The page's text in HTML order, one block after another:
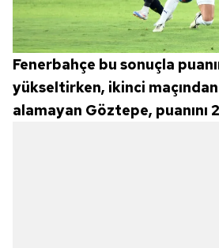
Fenerbahçe bu sonuçla
yükseltirken, ikinci
alamayan Göztepe, puanını